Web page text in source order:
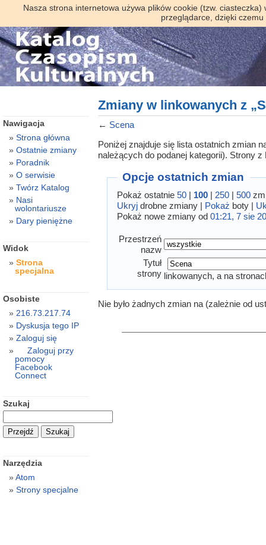
Nasza strona internetowa używa plików cookie (tzw.
przeglądarce, dzięki
Zmiany w linkowanych z
← Scena
Poniżej znajduje się lista ostatnich zmian
należących do podanej kategorii). Strony z
Opcje ostatnich zmian
Pokaż ostatnie 50| 100| 250| 500
Ukryjdrobne zmiany | Pokaż boty |
Pokaż nowe zmiany od 01:21, 7 sie
Przestrzeń
nazw
Tytuł
strony linkowanych, a na
Nie było żadnych zmian na (zależnie od
Nawigacja
Strona główna
Ostatnie zmiany
Poradnik
O serwisie
Twórz Katalog
Nasi
wolontariusze
Dary pieniężne
Widok
Strona
specjalna
Osobiste
216.73.217.74
Dyskusja tego IP
Zaloguj się
Zaloguj przy
pomocy
Facebook
Connect
Szukaj
Narzędzia
Atom
Strony specjalne